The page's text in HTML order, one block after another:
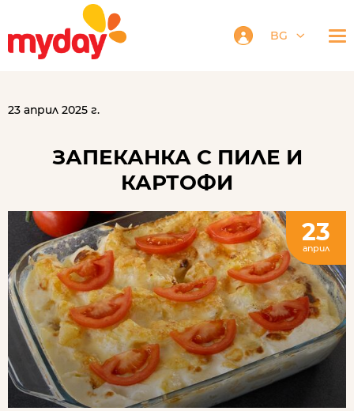
BG
23 април 2025 г.
ЗАПЕКАНКА С ПИЛЕ И
КАРТОФИ
23
април